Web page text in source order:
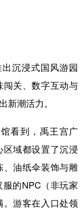
沉浸式国风游园
关、数字互动与
新潮活力。
看到，禹王宫广
域都设置了沉浸
油纸伞装饰与雕
的NPC（非玩家
游客在入口处领